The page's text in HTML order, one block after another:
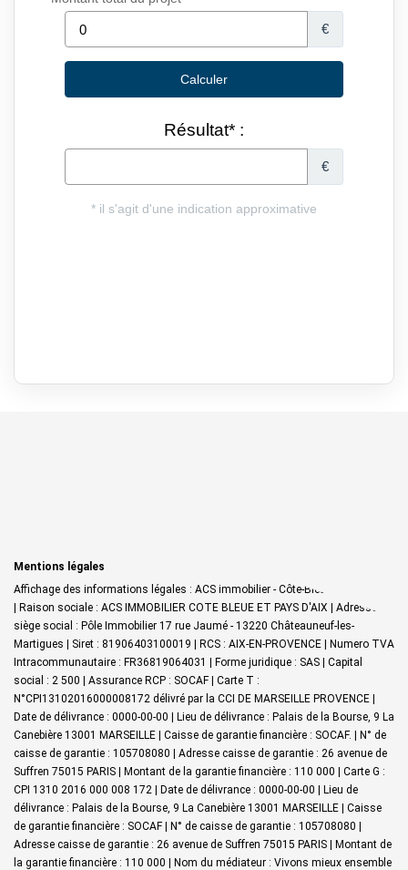
Mentions légales
Affichage des informations légales : ACS immobilier - Côte-Bleue & Pays d'Aix
| Raison sociale : ACS IMMOBILIER COTE BLEUE ET PAYS D'AIX | Adresse
siège social : Pôle Immobilier 17 rue Jaumé - 13220 Châteauneuf-les-
Martigues | Siret : 81906403100019 | RCS : AIX-EN-PROVENCE | Numero TVA
Intracommunautaire : FR36819064031 | Forme juridique : SAS | Capital
social : 2 500 | Assurance RCP : SOCAF | Carte T :
N°CPI13102016000008172 délivré par la CCI DE MARSEILLE PROVENCE |
Date de délivrance : 0000-00-00 | Lieu de délivrance : Palais de la Bourse, 9 La
Canebière 13001 MARSEILLE | Caisse de garantie financière : SOCAF. | N° de
caisse de garantie : 105708080 | Adresse caisse de garantie : 26 avenue de
Suffren 75015 PARIS | Montant de la garantie financière : 110 000 | Carte G :
CPI 1310 2016 000 008 172 | Date de délivrance : 0000-00-00 | Lieu de
délivrance : Palais de la Bourse, 9 La Canebière 13001 MARSEILLE | Caisse
de garantie financière : SOCAF | N° de caisse de garantie : 105708080 |
Adresse caisse de garantie : 26 avenue de Suffren 75015 PARIS | Montant de
la garantie financière : 110 000 | Nom du médiateur : Vivons mieux ensemble